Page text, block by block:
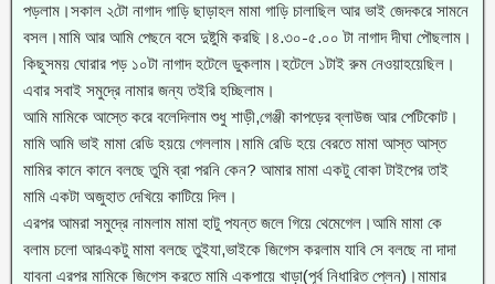
পড়লাম।সকাল ২টো নাগাদ গাড়ি ছাড়াহল মামা গাড়ি চালাছিল আর ভাই জেদকরে সামনে
বসল।মামি আর আমি পেছনে বসে দুষ্টুমি করছি।৪.৩০-৫.০০ টা নাগাদ দীঘা পৌছলাম।
কিছুসময় ঘোরার পড় ১০টা নাগাদ হটেলে ডুকলাম।হটেলে ১টাই রুম নেওয়াহয়েছিল।
এবার সবাই সমুদ্রে নামার জন্য তইরি হচ্ছিলাম।
আমি মামিকে আস্তে করে বলেদিলাম শুধু শাড়ী,গেঞ্জী কাপড়ের ব্লাউজ আর পেটিকোট।
মামি আমি ভাই মামা রেডি হয়য়ে গেললাম।মামি রেডি হয়ে বেরতে মামা আস্ত আস্ত
মামির কানে কানে বলছে তুমি ব্রা পরনি কেন? আমার মামা একটু বোকা টাইপের তাই
মামি একটা অজুহাত দেখিয়ে কাটিয়ে দিল।
এরপর আমরা সমুদ্রে নামলাম মামা হাটু পযন্ত জলে গিয়ে থেমেগেল।আমি মামা কে
বলাম চলো আরএকটু মামা বলছে তুইযা,ভাইকে জিগেস করলাম যাবি সে বলছে না দাদা
যাবনা এরপর মামিকে জিগেস করতে মামি একপায়ে খাড়া(পূর্ব নিধারিত প্লেন)।মামার